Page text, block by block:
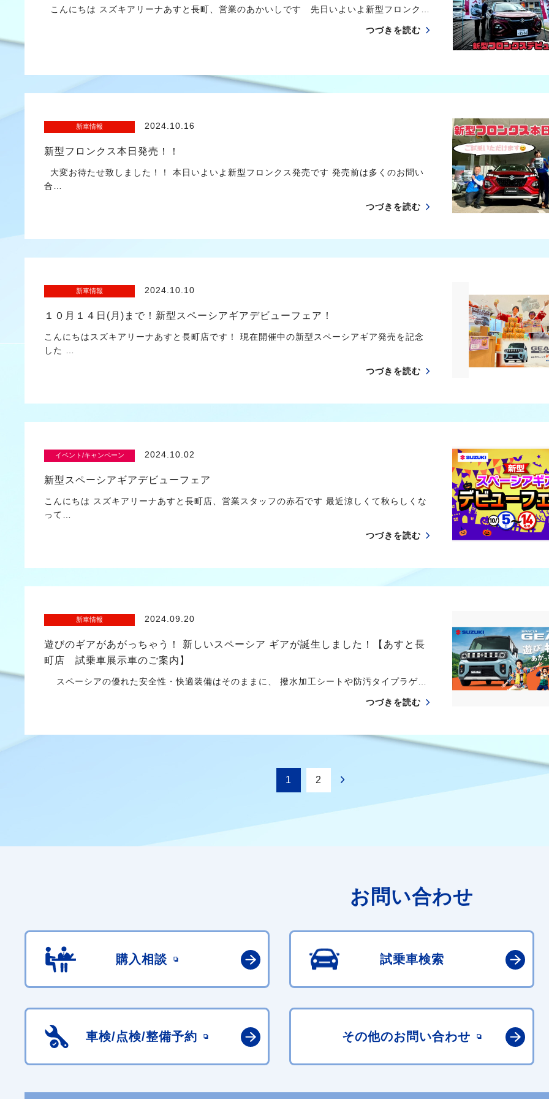
こんにちは スズキアリーナあすと長町、営業のあかいしです 先日いよいよ新型フロンク…
つづきを読む
新車情報 2024.10.16
新型フロンクス本日発売！！
大変お待たせ致しました！！ 本日いよいよ新型フロンクス発売です 発売前は多くのお問い
合…
つづきを読む
新車情報 2024.10.10
１０月１４日(月)まで！新型スペーシアギアデビューフェア！
こんにちはスズキアリーナあすと長町店です！ 現在開催中の新型スペーシアギア発売を記念
した …
つづきを読む
イベント/キャンペーン 2024.10.02
新型スペーシアギアデビューフェア
こんにちは スズキアリーナあすと長町店、営業スタッフの赤石です 最近涼しくて秋らしくな
って…
つづきを読む
新車情報 2024.09.20
遊びのギアがあがっちゃう！ 新しいスペーシア ギアが誕生しました！【あすと長
町店 試乗車展示車のご案内】
スペーシアの優れた安全性・快適装備はそのままに、 撥水加工シートや防汚タイプラゲ…
つづきを読む
1 2
お問い合わせ
購入相談 試乗車検索
車検/点検/整備予約 その他のお問い合わせ